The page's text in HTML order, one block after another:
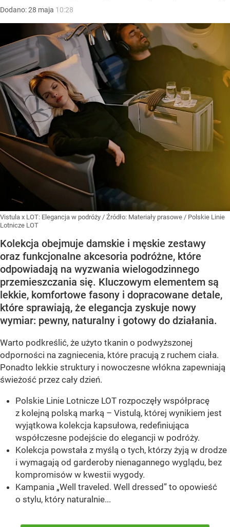
Dodano:28 maja 10:28
Vistula x LOT: Elegancja w podróży / Źródło: Materiały prasowe / Polskie Linie
Lotnicze LOT
Kolekcja obejmuje damskie i męskie zestawy
oraz funkcjonalne akcesoria podróżne, które
odpowiadają na wyzwania wielogodzinnego
przemieszczania się. Kluczowym elementem są
lekkie, komfortowe fasony i dopracowane detale,
które sprawiają, że elegancja zyskuje nowy
wymiar: pewny, naturalny i gotowy do działania.
Warto podkreślić, że użyto tkanin o podwyższonej
odporności na zagniecenia, które pracują z ruchem ciała.
Ponadto lekkie struktury i nowoczesne włókna zapewniają
świeżość przez cały dzień.
Polskie Linie Lotnicze LOT rozpoczęły współpracę
z kolejną polską marką – Vistulą, której wynikiem jest
wyjątkowa kolekcja kapsułowa, redefiniująca
współczesne podejście do elegancji w podróży.
Kolekcja powstała z myślą o tych, którzy żyją w drodze
i wymagają od garderoby nienagannego wyglądu, bez
kompromisów w kwestii wygody.
Kampania „Well traveled. Well dressed” to opowieść
o stylu, który naturalnie...